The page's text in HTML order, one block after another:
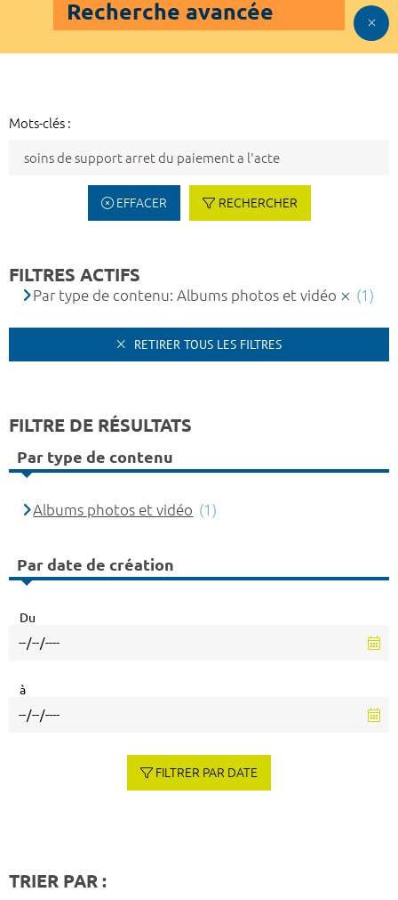
Recherche avancée
Mots-clés :
EFFACER RECHERCHER
FILTRES ACTIFS
Par type de contenu: Albums photos et vidéo (1)
RETIRER TOUS LES FILTRES
FILTRE DE RÉSULTATS
Par type de contenu
Albums photos et vidéo (1)
Par date de création
Du
à
FILTRER PAR DATE
TRIER PAR :